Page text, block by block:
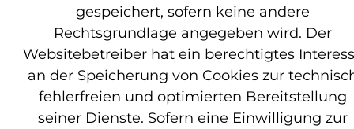
gespeichert, sofern keine andere
Rechtsgrundlage angegeben wird. Der
Websitebetreiber hat ein berechtigtes
an der Speicherung von Cookies zur
fehlerfreien und optimierten Bereitstellung
seiner Dienste. Sofern eine Einwilligung zur